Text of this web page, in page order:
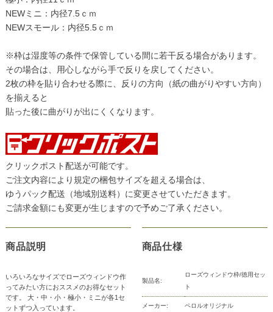
NEWミニ：内径7.5ｃｍ
NEWスモール：内径5.5ｃｍ
※枠は湿度等の条件で保管している間に若干反る場合があります。
その場合は、用心しながら手で反りを戻してください。
2枚の枠を貼り合わせる際に、反りの方向（紙の曲がりやすい方向）
を揃えると
貼った後に曲がりが出にくくなります。
クリックポスト配送が可能です。
ご注文内容により規定の梱包サイズを超える場合は、
ゆうパック配送（地域別送料）に変更させていただきます。
ご請求金額にも変更が生じますので予めご了承ください。
商品説明
いろいろなサイズでローズウィンドウ作
ってみたい方におススメのお得なセット
です。 大・中・小・極小・ミニが各1セ
ットずつ入っています。
商品仕様
製品名:
ローズウィンドウ枠/徳用セッ
ト
メーカー: ペロルオリジナル